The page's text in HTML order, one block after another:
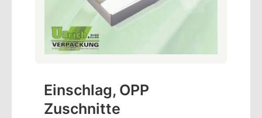
Einschlag, OPP
Zuschnitte